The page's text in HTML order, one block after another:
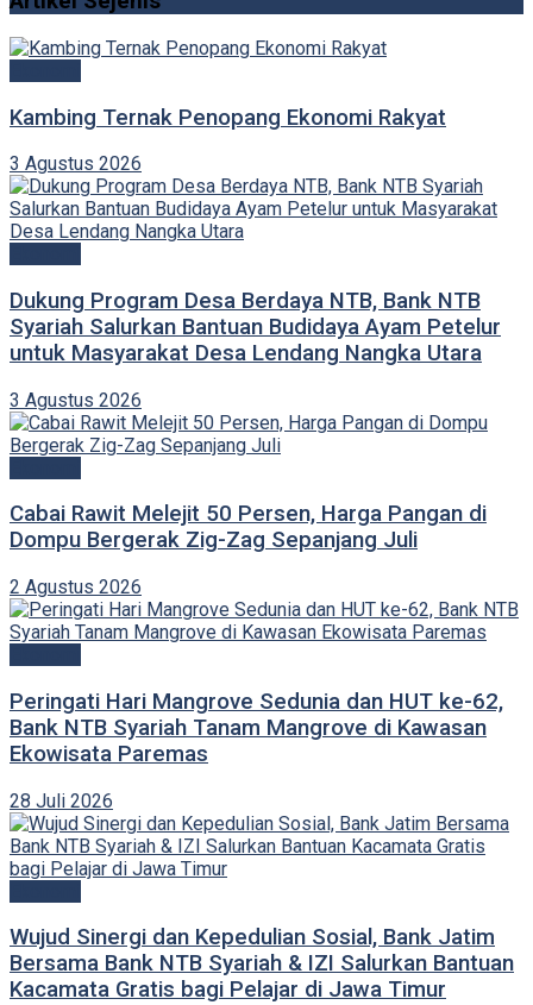
Kambing Ternak Penopang Ekonomi Rakyat
3 Agustus 2026
Dukung Program Desa Berdaya NTB, Bank NTB
Syariah Salurkan Bantuan Budidaya Ayam Petelur
untuk Masyarakat Desa Lendang Nangka Utara
3 Agustus 2026
Cabai Rawit Melejit 50 Persen, Harga Pangan di
Dompu Bergerak Zig-Zag Sepanjang Juli
2 Agustus 2026
Peringati Hari Mangrove Sedunia dan HUT ke-62,
Bank NTB Syariah Tanam Mangrove di Kawasan
Ekowisata Paremas
28 Juli 2026
Wujud Sinergi dan Kepedulian Sosial, Bank Jatim
Bersama Bank NTB Syariah & IZI Salurkan Bantuan
Kacamata Gratis bagi Pelajar di Jawa Timur